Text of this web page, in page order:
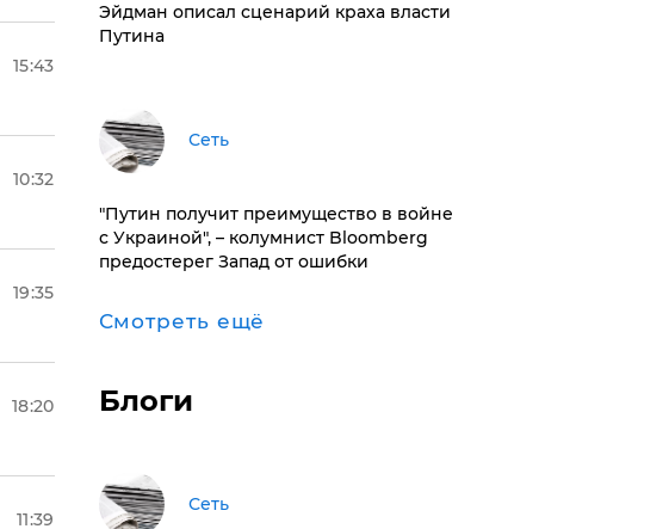
15:43
10:32
19:35
18:20
11:39
Эйдман описал сценарий краха власти
Путина
Сеть
"Путин получит преимущество в войне
с Украиной", – колумнист Bloomberg
предостерег Запад от ошибки
Смотреть ещё
Блоги
Сеть